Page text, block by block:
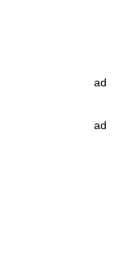
ad
ad